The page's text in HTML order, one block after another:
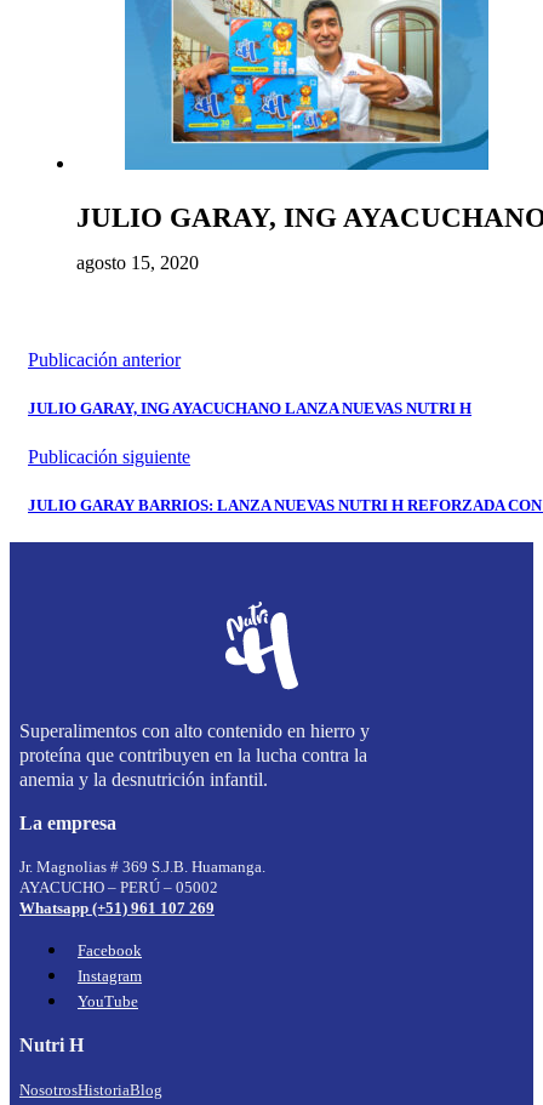
JULIO GARAY, ING
agosto 15, 2020
Publicación anterior
JULIO GARAY, ING AYACUCHANO LANZA NUEVAS NUTRI H
Publicación siguiente
JULIO GARAY BARRIOS: LANZA NUEVAS NUTRI H REFORZADA
Superalimentos con alto contenido en hierro y
proteína que contribuyen en la lucha contra la
anemia y la desnutrición infantil.
La empresa
Jr. Magnolias # 369 S.J.B. Huamanga.
AYACUCHO – PERÚ – 05002
Whatsapp (+51) 961 107 269
Facebook
Instagram
YouTube
Nutri H
NosotrosHistoriaBlog